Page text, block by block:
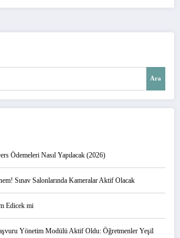
Ara
Ödemeleri Nasıl Yapılacak (2026)
Sınav Salonlarında Kameralar Aktif Olacak
Edicek mi
Yönetim Modülü Aktif Oldu: Öğretmenler Yeşil